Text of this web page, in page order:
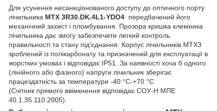
Для усунення несанкціонованого доступу до оптичного порту
лічильника MTX 3R30.DK.4L1-YDO4 передбачений його
механічний захист і пломбування. Прозора кришка клемника
лічильника дає змогу забезпечити легкий контроль
правильності та стану під'єднання. Корпус лічильників МТХ3
зроблений із полікарбонату та призначений для експлуатації в
жорстких умовах і відповідає IP51. За наявності хоча б одного
(лінійного або фазного) напруги лічильник зберігає
працездатність за температури -40 °C-+70 °C
(Счітник прямого ввімкнення відповідає СОУ-Н МПЕ
40.1.35.110:2005).